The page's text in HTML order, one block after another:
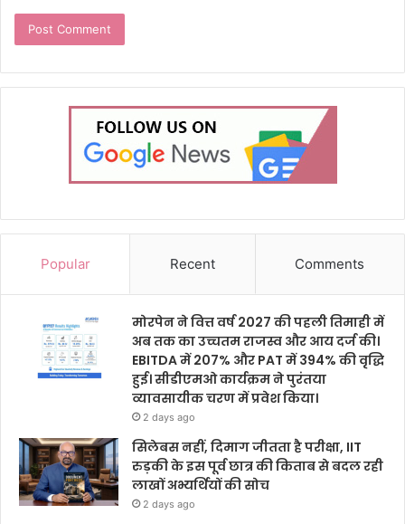
Popular Recent Comments
मोरपेन ने वित्त वर्ष 2027 की पहली तिमाही में
अब तक का उच्चतम राजस्व और आय दर्ज की।
EBITDA में 207% और PAT में 394% की वृद्धि
हुई। सीडीएमओ कार्यक्रम ने पुरंतया
व्यावसायीक चरण में प्रवेश किया।
2 days ago
सिलेबस नहीं, दिमाग जीतता है परीक्षा, IIT
रुड़की के इस पूर्व छात्र की किताब से बदल रही
लाखों अभ्यर्थियों की सोच
2 days ago